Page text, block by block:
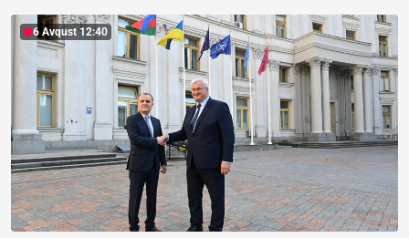
6 Avqust 12:40